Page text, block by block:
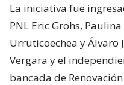
La iniciativa fue
PNL Eric Grohs,
Urruticoechea y Álvaro
Vergara y el
bancada de